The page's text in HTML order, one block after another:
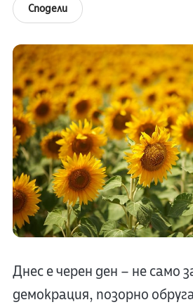
Сподели
Днес е черен ден – не само
демокрация, позорно